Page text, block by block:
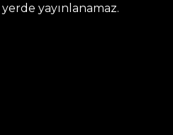
yayınlanamaz.